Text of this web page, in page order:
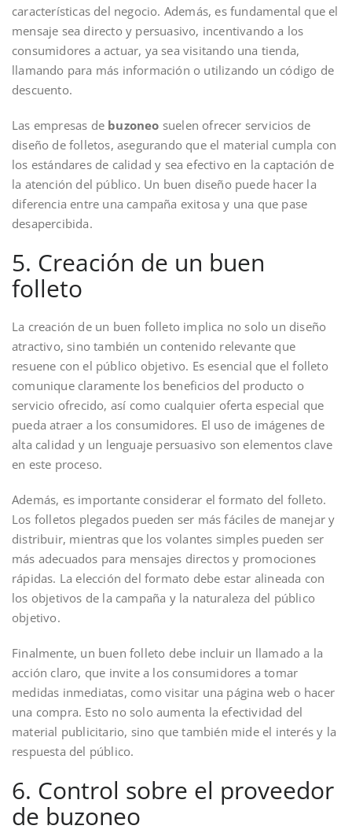
características del negocio. Además, es fundamental que el
mensaje sea directo y persuasivo, incentivando a los
consumidores a actuar, ya sea visitando una tienda,
llamando para más información o utilizando un código de
descuento.
Las empresas de buzoneo suelen ofrecer servicios de
diseño de folletos, asegurando que el material cumpla con
los estándares de calidad y sea efectivo en la captación de
la atención del público. Un buen diseño puede hacer la
diferencia entre una campaña exitosa y una que pase
desapercibida.
5. Creación de un buen
folleto
La creación de un buen folleto implica no solo un diseño
atractivo, sino también un contenido relevante que
resuene con el público objetivo. Es esencial que el folleto
comunique claramente los beneficios del producto o
servicio ofrecido, así como cualquier oferta especial que
pueda atraer a los consumidores. El uso de imágenes de
alta calidad y un lenguaje persuasivo son elementos clave
en este proceso.
Además, es importante considerar el formato del folleto.
Los folletos plegados pueden ser más fáciles de manejar y
distribuir, mientras que los volantes simples pueden ser
más adecuados para mensajes directos y promociones
rápidas. La elección del formato debe estar alineada con
los objetivos de la campaña y la naturaleza del público
objetivo.
Finalmente, un buen folleto debe incluir un llamado a la
acción claro, que invite a los consumidores a tomar
medidas inmediatas, como visitar una página web o hacer
una compra. Esto no solo aumenta la efectividad del
material publicitario, sino que también mide el interés y la
respuesta del público.
6. Control sobre el proveedor
de buzoneo